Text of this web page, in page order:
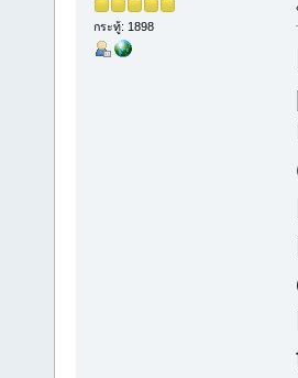
กระทู้: 1898